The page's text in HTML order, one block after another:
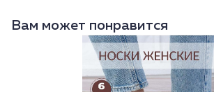
Вам может понравится